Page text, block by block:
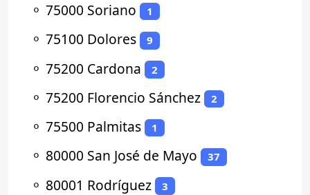
⚬ 75000 Soriano 1
⚬ 75100 Dolores 9
⚬ 75200 Cardona 2
⚬ 75200 Florencio Sánchez 2
⚬ 75500 Palmitas 1
⚬ 80000 San José de Mayo 37
⚬ 80001 Rodríguez 3